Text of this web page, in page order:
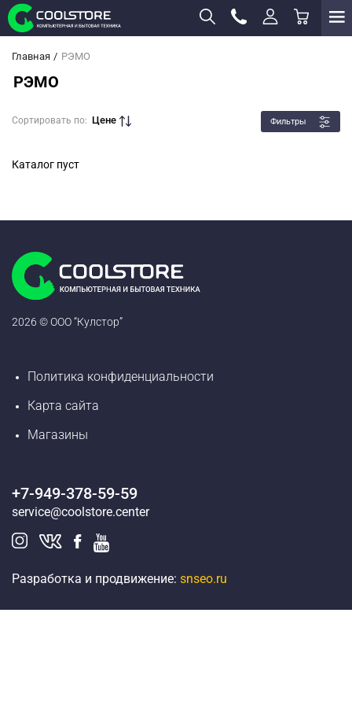
Главная РЭМО
РЭМО
Сортировать по: Цене Фильтры
Каталог пуст
2026 © ООО “Кулстор”
Политика конфиденциальности
Карта сайта
Магазины
+7-949-378-59-59
service@coolstore.center
Разработка и продвижение: snseo.ru